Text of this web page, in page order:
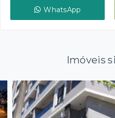
WhatsApp
Imóveis